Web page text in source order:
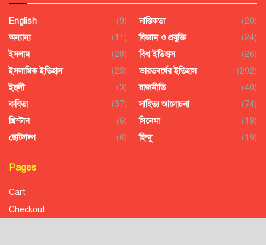
English
(9)
অন্যান্য
(11)
ইসলাম
(28)
ইসলামিক ইতিহাস
(23)
ইহুদী
(3)
কবিতা
(37)
খ্রিস্টান
(6)
ছোটগল্প
(6)
নাস্তিকতা
(20)
বিজ্ঞান ও প্রযুক্তি
(24)
বিশ্ব ইতিহাস
(26)
ভারতবর্ষের ইতিহাস
(202)
রাজনীতি
(40)
সাহিত্য আলোচনা
(74)
সিনেমা
(18)
হিন্দু
(19)
Pages
Cart
Checkout